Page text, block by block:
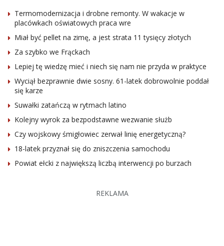
Termomodernizacja i drobne remonty. W wakacje w
placówkach oświatowych praca wre
Miał być pellet na zimę, a jest strata 11 tysięcy złotych
Za szybko we Frąckach
Lepiej tę wiedzę mieć i niech się nam nie przyda w praktyce
Wyciął bezprawnie dwie sosny. 61-latek dobrowolnie poddał
się karze
Suwałki zatańczą w rytmach latino
Kolejny wyrok za bezpodstawne wezwanie służb
Czy wojskowy śmigłowiec zerwał linię energetyczną?
18-latek przyznał się do zniszczenia samochodu
Powiat ełcki z największą liczbą interwencji po burzach
REKLAMA